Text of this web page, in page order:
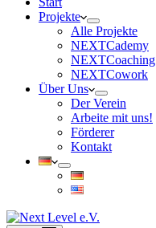
Projekte
Alle Projekte
NEXTCademy
NEXTCoaching
NEXTCowork
Über Uns
Der Verein
Arbeite mit uns!
Förderer
Kontakt